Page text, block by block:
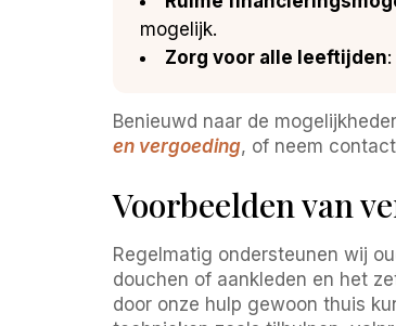
mogelijk.
Zorg voor alle leeftijden
Benieuwd naar de
en vergoeding, of neem
Voorbeelden van
Regelmatig ondersteunen wij
douchen of aankleden en het
door onze hulp gewoon thuis